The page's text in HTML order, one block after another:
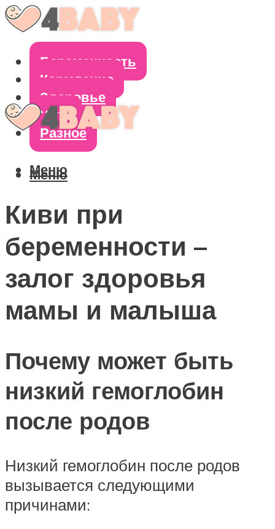
Беременность
Кормление
Здоровье
Уход
Разное
Меню
Меню
Киви при
беременности –
залог здоровья
мамы и малыша
Почему может быть
низкий гемоглобин
после родов
Низкий гемоглобин после родов
вызывается следующими
причинами: